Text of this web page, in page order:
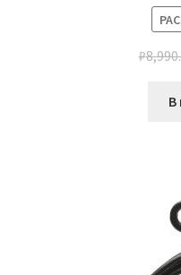
₽
В